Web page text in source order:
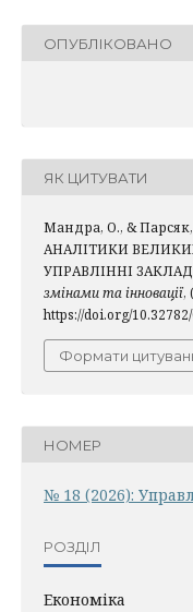
ОПУБЛІКОВАНО
ЯК ЦИТУВАТИ
Мандра, О., &
АНАЛІТИКИ
УПРАВЛІННІ
змінами та інновації,
https://doi.org/
Формати
НОМЕР
№ 18 (2026):
РОЗДІЛ
Економіка